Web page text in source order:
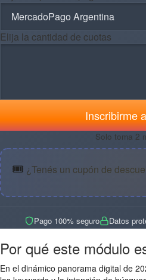
Elija la cantidad de cuotas
Inscribirme
Solo toma 2
🎟️ ¿Tenés un cupón de
Pago 100% seguro Datos
Por qué este módulo
En el dinámico panorama digital de